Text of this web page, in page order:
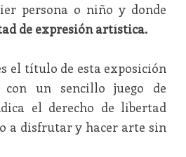
persona o niño y donde
de expresión artística.
el título de esta exposición
con un sencillo juego de
el derecho de libertad
a disfrutar y hacer arte sin